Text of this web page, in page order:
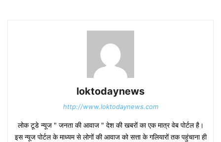
loktodaynews
http://www.loktodaynews.com
लोक टूडे न्यूज " जनता की आवाज " देश की खबरों का एक मात्र वेब पोर्टल है।
इस न्यूज पोर्टल के माध्यम से लोगों की आवाज को सत्ता के गलियारों तक पहुंचाना ही